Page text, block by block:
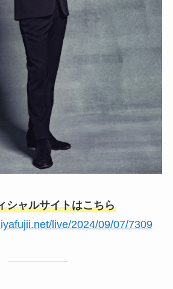
シャルサイトはこちら
live/2024/09/07/7309